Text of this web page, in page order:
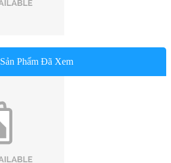
Sản Phẩm Đã Xem